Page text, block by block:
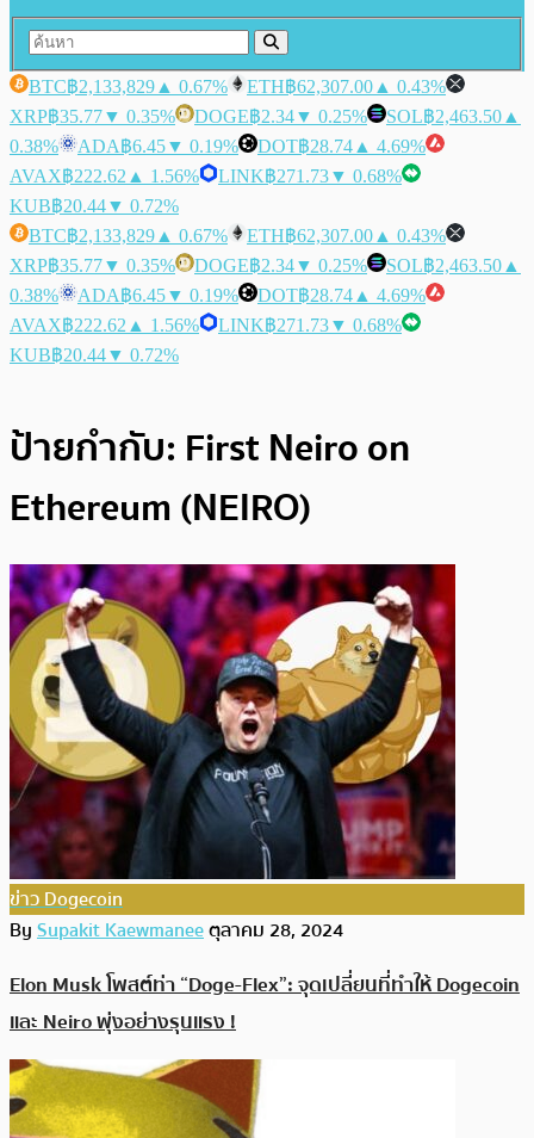
BTC฿2,133,829 ▲ 0.67% ETH฿62,307.00 ▲ 0.43%
XRP฿35.77▼ 0.35% DOGE฿2.34▼ 0.25% SOL฿2,463.50 ▲
0.38%
ADA฿6.45▼ 0.19% DOT฿28.74 ▲ 4.69%
AVAX฿222.62 ▲ 1.56% LINK฿271.73▼ 0.68%
KUB฿20.44▼ 0.72%
BTC฿2,133,829 ▲ 0.67% ETH฿62,307.00 ▲ 0.43%
XRP฿35.77▼ 0.35% DOGE฿2.34▼ 0.25% SOL฿2,463.50 ▲
0.38%
ADA฿6.45▼ 0.19% DOT฿28.74 ▲ 4.69%
AVAX฿222.62 ▲ 1.56% LINK฿271.73▼ 0.68%
KUB฿20.44▼ 0.72%
ป้ายกำกับ: First Neiro on
Ethereum (NEIRO)
ข่าว Dogecoin
BySupakit Kaewmaneeตุลาคม 28, 2024
Elon Musk โพสต์ท่า “Doge-Flex”: จุดเปลี่ยนที่ทำให้ Dogecoin
และ Neiro พุ่งอย่างรุนแรง !